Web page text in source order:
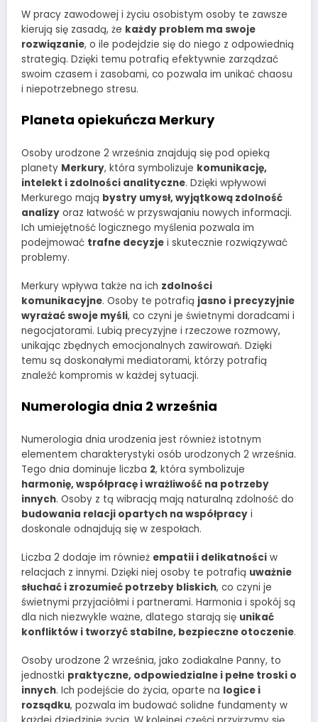
W pracy zawodowej i życiu osobistym osoby te zawsze
kierują się zasadą, że każdy problem ma swoje
rozwiązanie, o ile podejdzie się do niego z odpowiednią
strategią. Dzięki temu potrafią efektywnie zarządzać
swoim czasem i zasobami, co pozwala im unikać chaosu
i niepotrzebnego stresu.
Planeta opiekuńcza Merkury
Osoby urodzone 2 września znajdują się pod opieką
planety Merkury, która symbolizuje komunikację,
intelekt i zdolności analityczne. Dzięki wpływowi
Merkurego mają bystry umysł, wyjątkową zdolność
analizy oraz łatwość w przyswajaniu nowych informacji.
Ich umiejętność logicznego myślenia pozwala im
podejmować trafne decyzje i skutecznie rozwiązywać
problemy.
Merkury wpływa także na ich zdolności
komunikacyjne. Osoby te potrafią jasno i precyzyjnie
wyrażać swoje myśli, co czyni je świetnymi doradcami i
negocjatorami. Lubią precyzyjne i rzeczowe rozmowy,
unikając zbędnych emocjonalnych zawirowań. Dzięki
temu są doskonałymi mediatorami, którzy potrafią
znaleźć kompromis w każdej sytuacji.
Numerologia dnia 2 września
Numerologia dnia urodzenia jest również istotnym
elementem charakterystyki osób urodzonych 2 września.
Tego dnia dominuje liczba 2, która symbolizuje
harmonię, współpracę i wrażliwość na potrzeby
innych. Osoby z tą wibracją mają naturalną zdolność do
budowania relacji opartych na współpracy i
doskonale odnajdują się w zespołach.
Liczba 2 dodaje im również empatii i delikatności w
relacjach z innymi. Dzięki niej osoby te potrafią uważnie
słuchać i zrozumieć potrzeby bliskich, co czyni je
świetnymi przyjaciółmi i partnerami. Harmonia i spokój są
dla nich niezwykle ważne, dlatego starają się unikać
konfliktów i tworzyć stabilne, bezpieczne otoczenie.
Osoby urodzone 2 września, jako zodiakalne Panny, to
jednostki praktyczne, odpowiedzialne i pełne troski o
innych. Ich podejście do życia, oparte na logice i
rozsądku, pozwala im budować solidne fundamenty w